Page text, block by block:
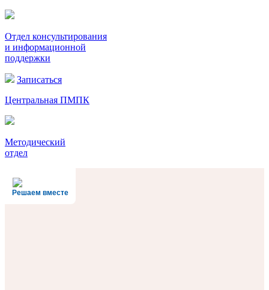
Отдел консультирования
и информационной
поддержки
Записаться
Центральная ПМПК
Методический
отдел
Решаем вместе